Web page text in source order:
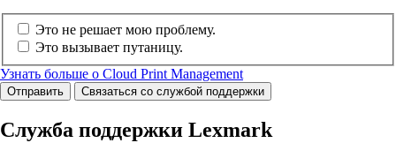
Это не решает мою проблему.
Это вызывает путаницу.
Узнать больше о Cloud Print Management
Отправить Связаться со службой поддержки
Служба поддержки Lexmark